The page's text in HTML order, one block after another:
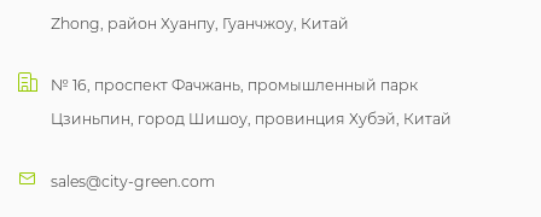
Zhong, район Хуанпу, Гуанчжоу, Китай
№ 16, проспект Фачжань, промышленный парк
Цзиньпин, город Шишоу, провинция Хубэй, Китай
sales@city-green.com